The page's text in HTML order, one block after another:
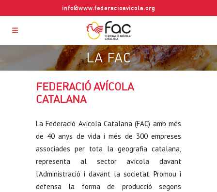
info@www.federacioavicola.org
LA FAC
FEDERACIÓ AVÍCOLA
CATALANA
La Federació Avícola Catalana (FAC) amb més
de 40 anys de vida i més de 300 empreses
associades per tota la geografia catalana,
representa al sector avícola davant
l’Administració i davant la societat. Promou i
defensa la forma de producció segons